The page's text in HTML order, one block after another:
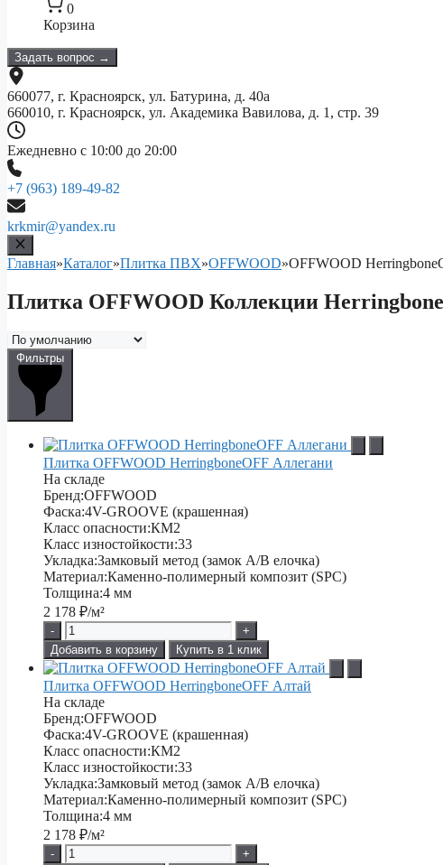
0
Корзина
Задать вопрос →
660077, г. Красноярск, ул. Батурина, д. 40а
660010, г. Красноярск, ул. Академика Вавилова, д. 1, стр. 39
Ежедневно с 10:00 до 20:00
+7 (963) 189-49-82
krkmir@yandex.ru
Главная»Каталог»Плитка ПВХ»OFFWOOD»OFFWOOD
Плитка OFFWOOD Коллекции
Фильтры
Плитка OFFWOOD HerringboneOFF Аллегани
На складе
Бренд:OFFWOOD
Фаска:4V-GROOVE (крашенная)
Класс опасности:КМ2
Класс изностойкости:33
Укладка:Замковый метод (замок А/В елочка)
Материал:Каменно-полимерный композит (SPC)
Толщина:4 мм
2 178 ₽/м²
-
+
Добавить в корзину
Купить в 1 клик
Плитка OFFWOOD HerringboneOFF Алтай
На складе
Бренд:OFFWOOD
Фаска:4V-GROOVE (крашенная)
Класс опасности:КМ2
Класс изностойкости:33
Укладка:Замковый метод (замок А/В елочка)
Материал:Каменно-полимерный композит (SPC)
Толщина:4 мм
2 178 ₽/м²
-
+